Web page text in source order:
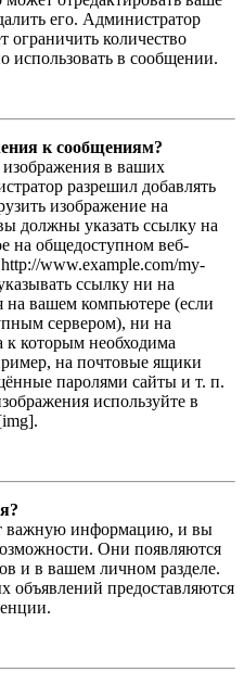
его. Администратор
ограничить количество
использовать в сообщении.
к сообщениям?
в ваших
разрешил добавлять
изображение на
должны указать ссылку на
на общедоступном веб-
www.example.com/my-
ссылку ни на
на вашем компьютере (если
сервером), ни на
к которым необходима
на почтовые ящики
паролями сайты и т. п.
используйте в
важную информацию, и вы
Они появляются
и в вашем личном разделе.
объявлений предоставляются